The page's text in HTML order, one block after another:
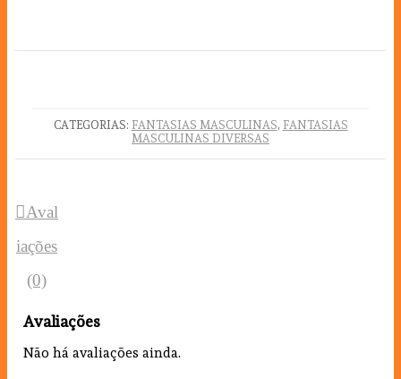
CATEGORIAS: FANTASIAS MASCULINAS, FANTASIAS
MASCULINAS DIVERSAS
Aval
iações
(0)
Avaliações
Não há avaliações ainda.